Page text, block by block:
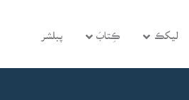
ليکڪ ڪِتابَ پبلشر